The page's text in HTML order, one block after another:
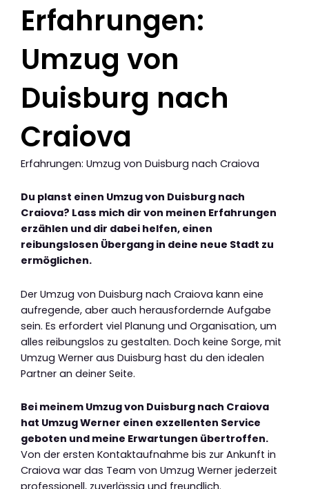
Erfahrungen:
Umzug von
Duisburg nach
Craiova
Erfahrungen: Umzug von Duisburg nach Craiova
Du planst einen Umzug von Duisburg nach
Craiova? Lass mich dir von meinen Erfahrungen
erzählen und dir dabei helfen, einen
reibungslosen Übergang in deine neue Stadt zu
ermöglichen.
Der Umzug von Duisburg nach Craiova kann eine
aufregende, aber auch herausfordernde Aufgabe
sein. Es erfordert viel Planung und Organisation, um
alles reibungslos zu gestalten. Doch keine Sorge, mit
Umzug Werner aus Duisburg hast du den idealen
Partner an deiner Seite.
Bei meinem Umzug von Duisburg nach Craiova
hat Umzug Werner einen exzellenten Service
geboten und meine Erwartungen übertroffen.
Von der ersten Kontaktaufnahme bis zur Ankunft in
Craiova war das Team von Umzug Werner jederzeit